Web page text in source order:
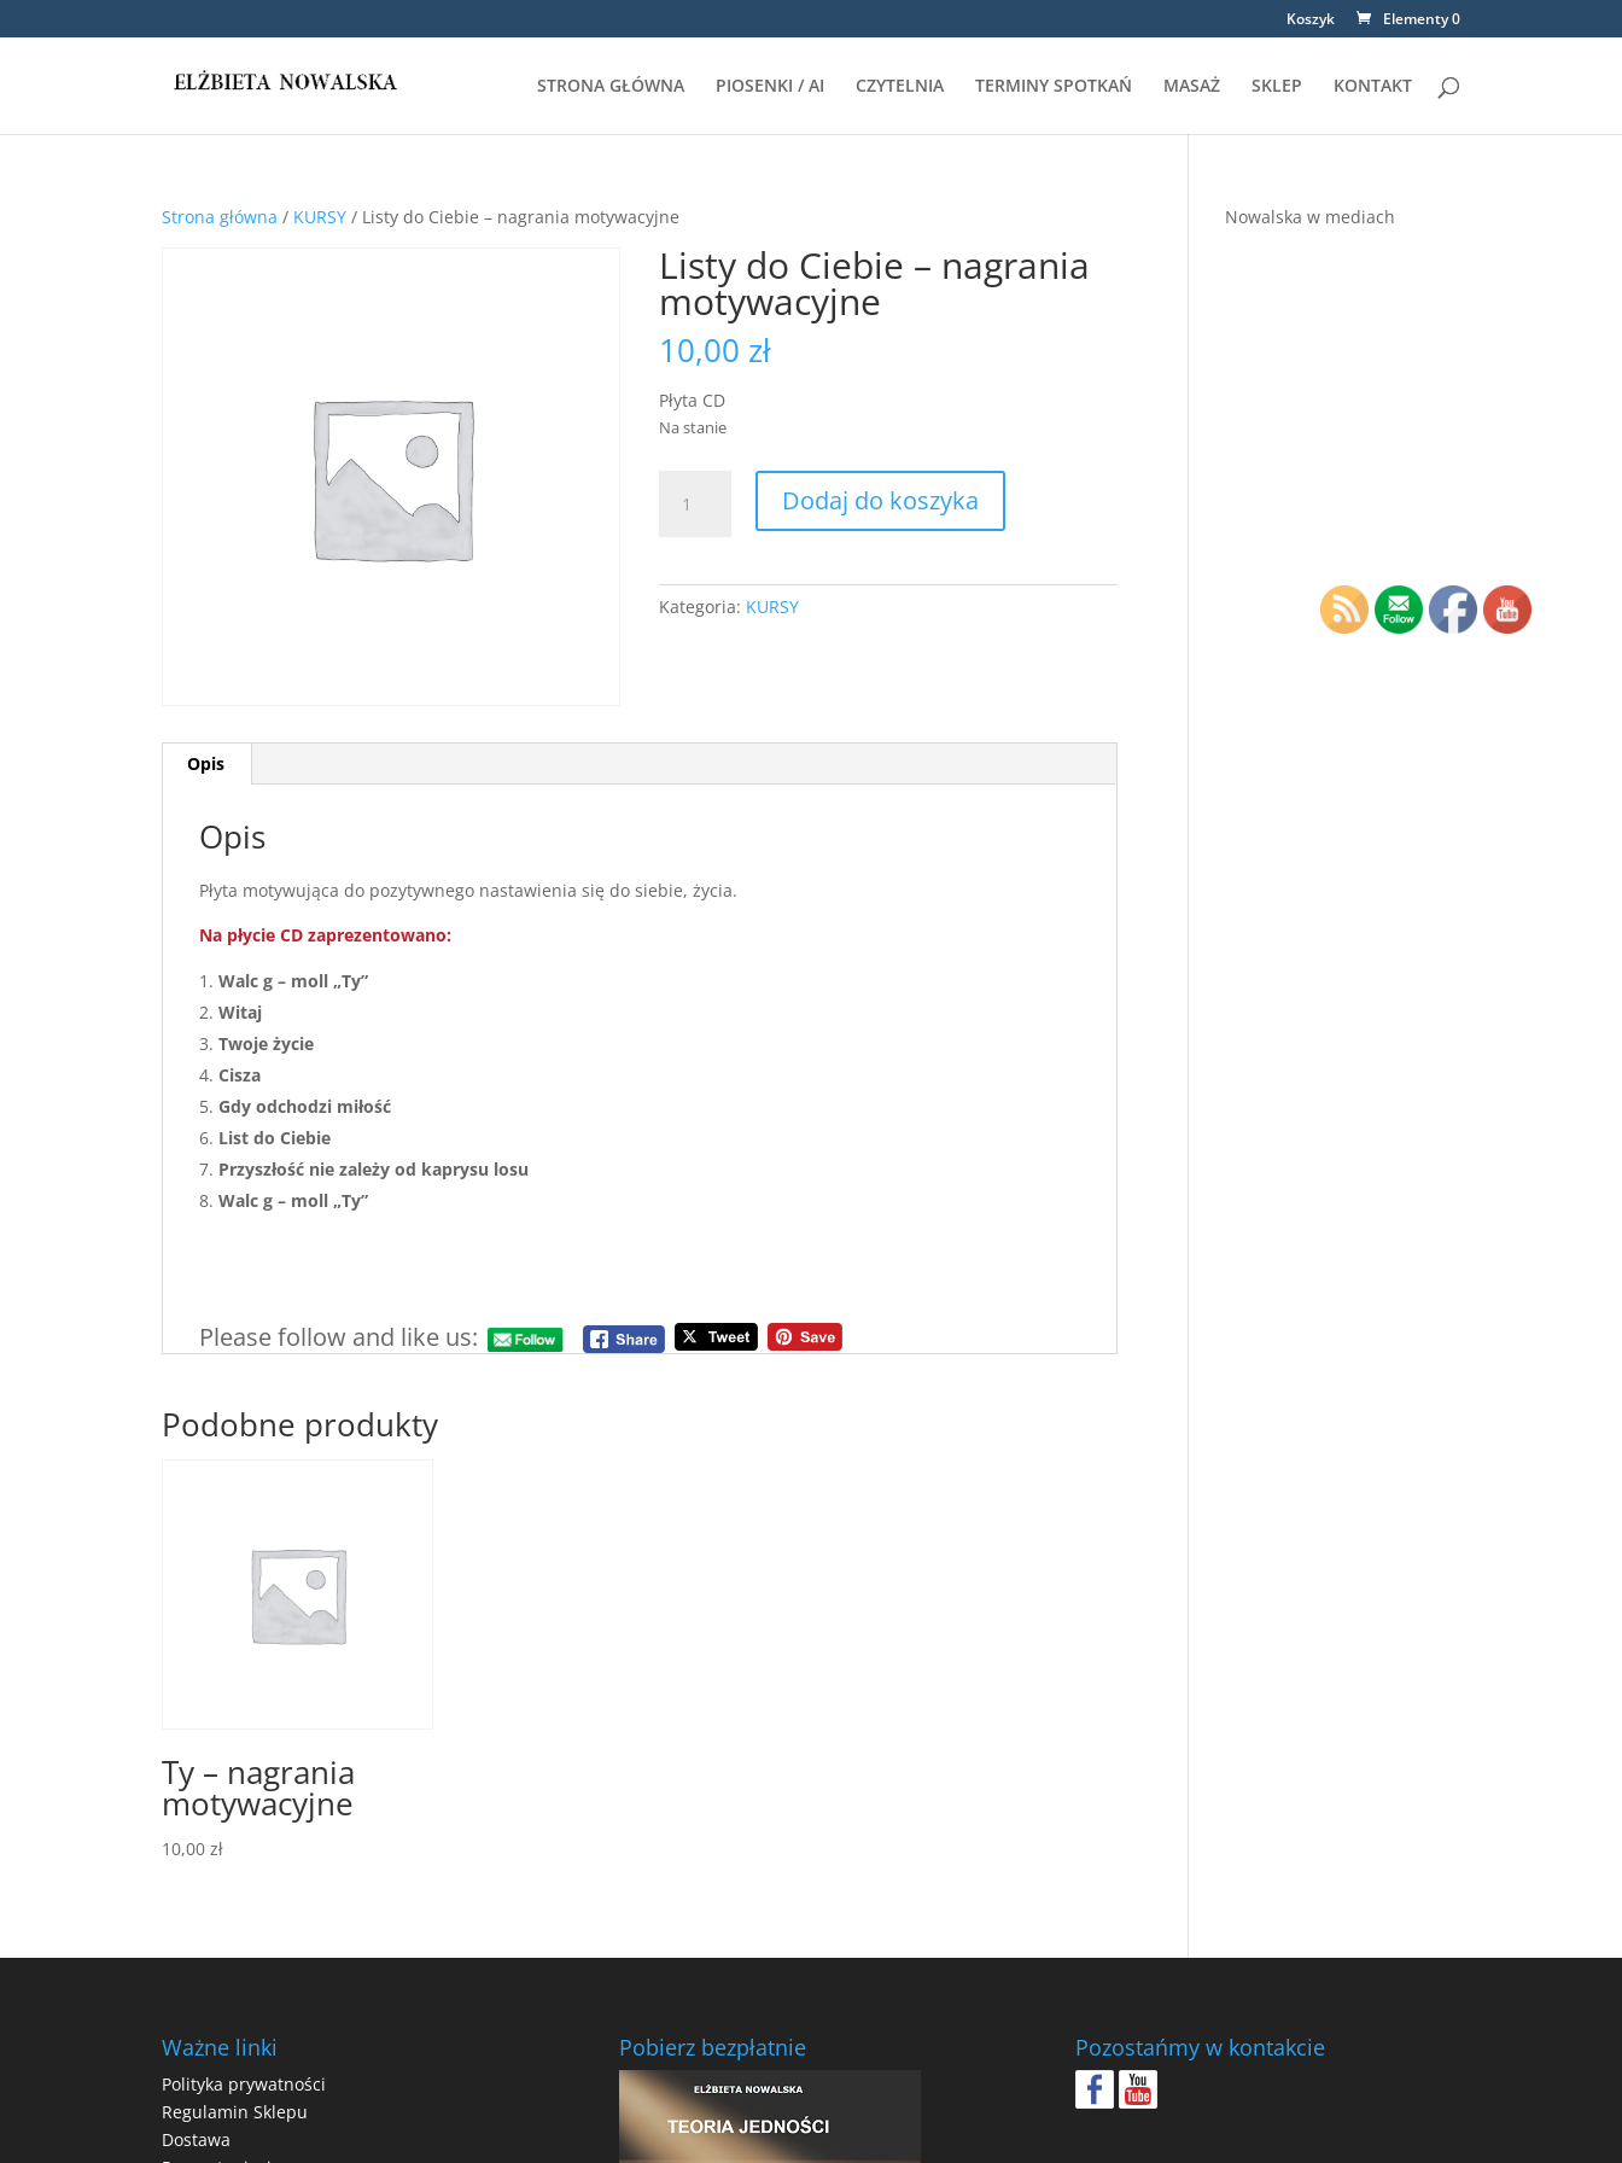
Koszyk Elementy 0
STRONA GŁÓWNA PIOSENKI / AI CZYTELNIA TERMINY SPOTKAŃ MASAŻ SKLEP KONTAKT
Strona główna / KURSY / Listy do Ciebie – nagrania motywacyjne
Listy do Ciebie – nagrania
motywacyjne
10,00 zł
Płyta CD
Na stanie
Listy
nagrania
Dodaj do koszyka
Kategoria: KURSY
Opis
Opis
Płyta motywująca do pozytywnego nastawienia się do siebie, życia.
Na płycie CD zaprezentowano:
Walc g – moll „Ty”
Witaj
Twoje życie
Cisza
Gdy odchodzi miłość
List do Ciebie
Przyszłość nie zależy od kaprysu losu
Walc g – moll „Ty”
Please follow and like us:
Podobne produkty
Ty – nagrania
motywacyjne
10,00zł
Nowalska w mediach
Ważne linki
Polityka prywatności
Regulamin Sklepu
Dostawa
Pobierz bezpłatnie Pozostańmy w kontakcie